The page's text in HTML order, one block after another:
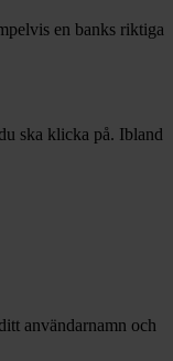
en banks riktiga
ska klicka på. Ibland
användarnamn och